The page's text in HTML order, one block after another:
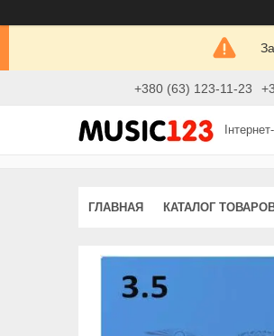
+380 (63) 123-11-23
ГЛАВНАЯ КАТАЛОГ